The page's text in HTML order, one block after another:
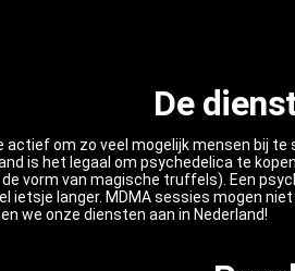
De
actief om zo veel mogelijk mensen bij
is het legaal om psychedelica te
vorm van magische truffels). Een
ietsje langer. MDMA sessies mogen
we onze diensten aan in Nederland!